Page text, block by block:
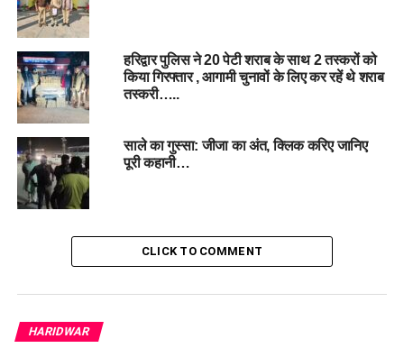
हरिद्वार पुलिस ने 20 पेटी शराब के साथ 2 तस्करों को
किया गिरफ्तार , आगामी चुनावों के लिए कर रहें थे शराब
तस्करी…..
साले का गुस्सा: जीजा का अंत, क्लिक करिए जानिए
पूरी कहानी…
CLICK TO COMMENT
HARIDWAR